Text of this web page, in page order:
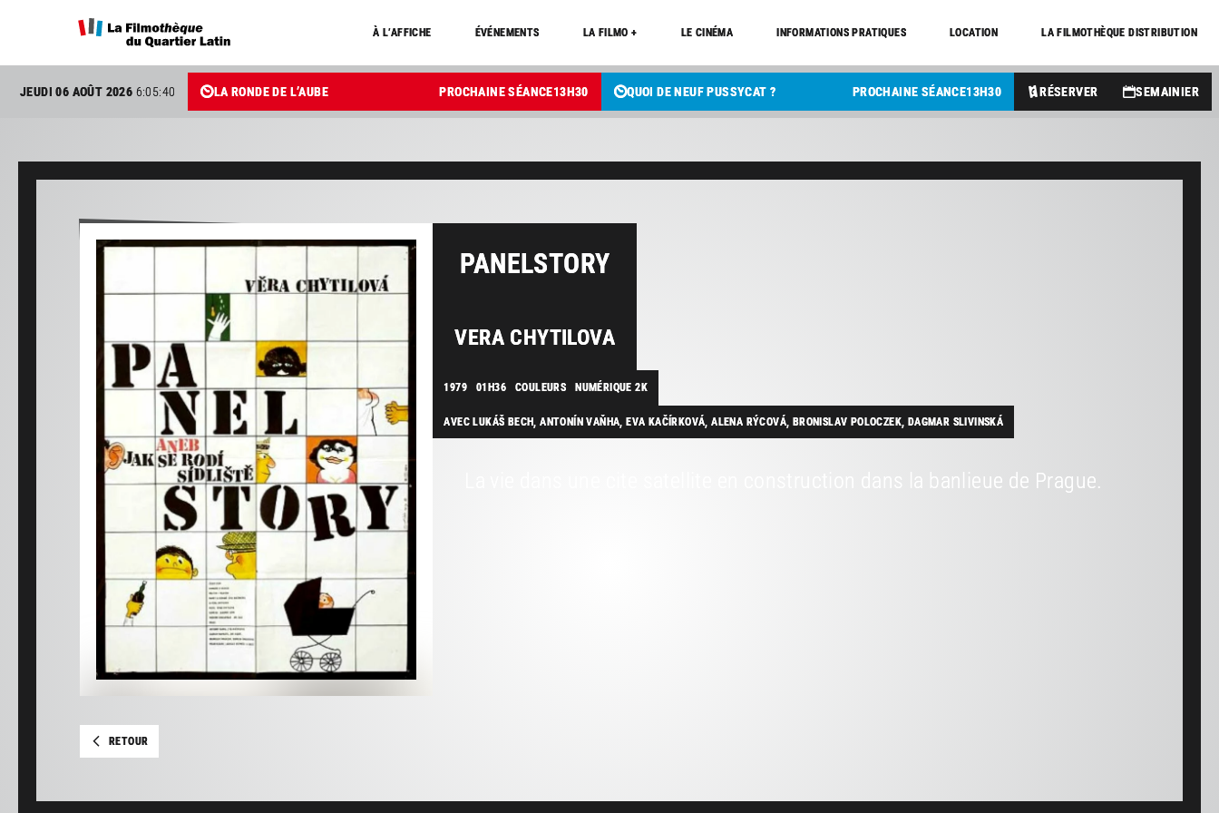
À L’AFFICHE ÉVÉNEMENTS LA FILMO + LE CINÉMA INFORMATIONS PRATIQUES LOCATION LA FILMOTHÈQUE DISTRIBUTION
JEUDI 06 AOÛT 2026 6:05:41 LA RONDE DE L’AUBE PROCHAINE SÉANCE13H30 QUOI DE NEUF PUSSYCAT ? PROCHAINE SÉANCE13H30 RÉSERVER SEMAINIER
PANELSTORY
VERA CHYTILOVA
1979 01H36 COULEURS NUMÉRIQUE 2K
AVEC LUKÁŠ BECH, ANTONÍN VAŇHA, EVA KAČÍRKOVÁ, ALENA RÝCOVÁ, BRONISLAV POLOCZEK, DAGMAR SLIVINSKÁ
La vie dans une cite satellite en construction dans la banlieue de Prague.
RETOUR